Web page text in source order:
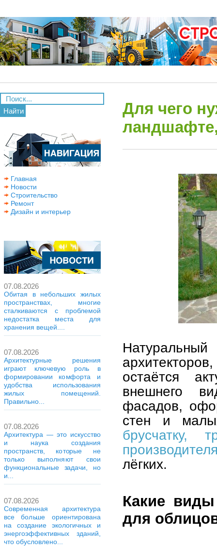
Найти
Главная
Новости
Строительство
Ремонт
Дизайн и интерьер
07.08.2026
Обитая в небольших жилых
пространствах, многие
сталкиваются с проблемой
недостатка места для
хранения вещей....
07.08.2026
Архитектурные решения
играют ключевую роль в
формировании комфорта и
удобства использования
жилых помещений.
Правильно...
07.08.2026
Архитектура — это искусство
и наука создания
пространств, которые не
только выполняют свои
функциональные задачи, но
и...
07.08.2026
Современная архитектура
все больше ориентирована
на создание экологичных и
энергоэффективных зданий,
что обусловлено...
Для чего
остаётся
внешнего
фасадов,
стен и
брусчатку,
лёгких.
Какие виды
для